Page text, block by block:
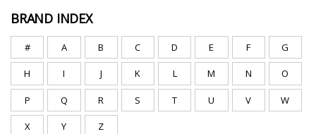
BRAND INDEX
# A B C D E F G
H I J K L M N O
P Q R S T U V W
X Y
Z